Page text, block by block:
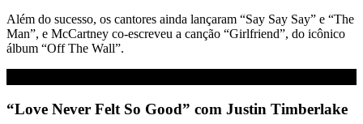
Além do sucesso, os cantores ainda lançaram “Say Say Say” e “The
Man”, e McCartney co-escreveu a canção “Girlfriend”, do icônico
álbum “Off The Wall”.
“Love Never Felt So Good” com Justin Timberlake